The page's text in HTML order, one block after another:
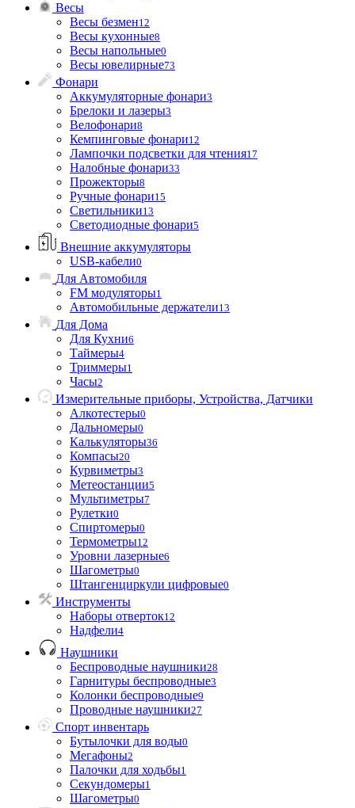
Весы
Весы безмен12
Весы кухонные8
Весы напольные0
Весы ювелирные73
Фонари
Аккумуляторные фонари3
Брелоки и лазеры3
Велофонари8
Кемпинговые фонари12
Лампочки подсветки для чтения17
Налобные фонари33
Прожекторы8
Ручные фонари15
Светильники13
Светодиодные фонари5
Внешние аккумуляторы
USB-кабели0
Для Автомобиля
FM модуляторы1
Автомобильные держатели13
Для Дома
Для Кухни6
Таймеры4
Триммеры1
Часы2
Измерительные приборы, Устройства, Датчики
Алкотестеры0
Дальномеры0
Калькуляторы36
Компасы20
Курвиметры3
Метеостанции5
Мультиметры7
Рулетки0
Спиртомеры0
Термометры12
Уровни лазерные6
Шагометры0
Штангенциркули цифровые0
Инструменты
Наборы отверток12
Надфели4
Наушники
Беспроводные наушники28
Гарнитуры беспроводные3
Колонки беспроводные9
Проводные наушники27
Спорт инвентарь
Бутылочки для воды0
Мегафоны2
Палочки для ходьбы1
Секундомеры1
Шагометры0